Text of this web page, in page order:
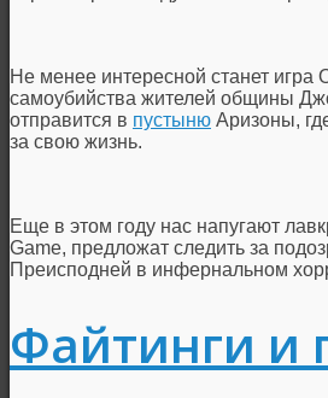
Не менее интересной станет игра
самоубийства жителей общины
отправится в пустыню Аризоны,
за свою жизнь.
Еще в этом году нас напугают
Game, предложат следить за
Преисподней в инфернальном
Файтинги и